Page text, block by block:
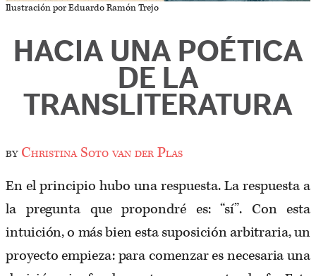
Ilustración por Eduardo Ramón Trejo
HACIA UNA POÉTICA
DE LA
TRANSLITERATURA
byChristina Soto van der Plas
En el principio hubo una respuesta. La respuesta a
la pregunta que propondré es: “sí”. Con esta
intuición, o más bien esta suposición arbitraria, un
proyecto empieza: para comenzar es necesaria una